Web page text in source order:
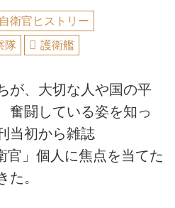
衛官ヒストリー
隊 護衛艦
が、大切な人や国の平
奮闘している姿を知っ
当初から雑誌
官」個人に焦点を当てた
た。